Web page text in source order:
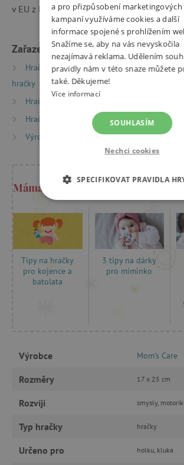
v EU z bezpečných materiálů s atestem.
Zařazeno v kategoriích
Hračky dle typu Potřeby pro nejmenší
hračky
Hračky dle věku
Hračky dle věku
Hry a hračky pro
Výrobci
Mom’s Care
Máma Kristýna radí
Tipy na hračky
pro kojence a
batolata
3 tipy na dárky
pro miminko
Výrobce Mom’s Care
Rozměry 17 x 25 cm
Rozvíjí smysly,
Typ hračky hračky
Určeno pro holku, kluka
a pro přizpůsobení marketingových
kampaní využíváme cookies a další
informace spojené s prohlížením
Snažíme se, aby na vás nevyskočila
nezajímavá reklama. Udělením
pravidly nám v této snaze můžete
také. Děkujeme!
Více informací
SOUHLASÍM
Nechci cookies
SPECIFIKOVAT PRAVIDLA
NEZBYTNĚ NUTNÉ
ANALYTICKÉ COOKIES
MARKETINGOVÉ COOKIES
FUNKČNÍ SOUBORY
Marketingové
Funkční soubory
Nezbytně nutné soubory cookie umožňují
základní funkce webových stránek, jako
stránky nelze bez nezbytně nutných